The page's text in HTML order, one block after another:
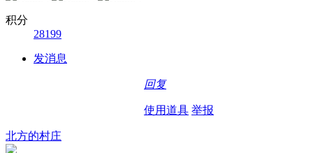
积分
28199
发消息
回复
使用道具 举报
北方的村庄